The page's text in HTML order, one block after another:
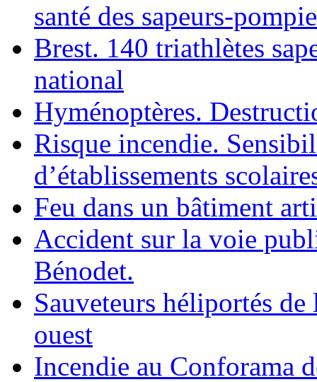
santé des sapeurs-
Brest. 140 triathlètes
national
Hyménoptères.
Risque incendie.
d’établissements
Feu dans un bâtiment
Accident sur la voie
Bénodet.
Sauveteurs héliportés de
ouest
Incendie au Conforama